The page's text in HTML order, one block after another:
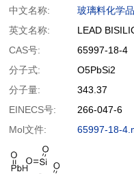
中文名称:
玻璃料化学品
英文名称:
LEAD
CAS号:
65997-18-4
分子式:
O5PbSi2
分子量:
343.37
EINECS号:
266-047-6
Mol文件:
65997-18-